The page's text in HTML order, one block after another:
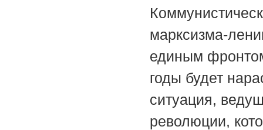
марксизма-
единым
годы будет
ситуация,
революции,